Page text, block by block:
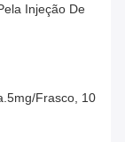
Injeção De
5mg/frasco, 10